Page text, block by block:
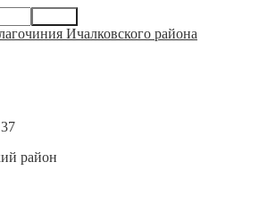
Ичалковского района
район